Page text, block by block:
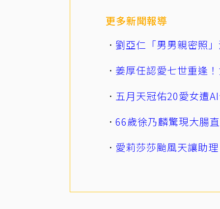
更多新聞報導
劉亞仁「男男親密照
姜厚任認愛七世重逢
五月天冠佑20愛女遭
66歲徐乃麟驚現大腸
愛莉莎莎颱風天讓助